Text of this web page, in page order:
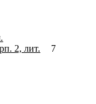
2, лит.